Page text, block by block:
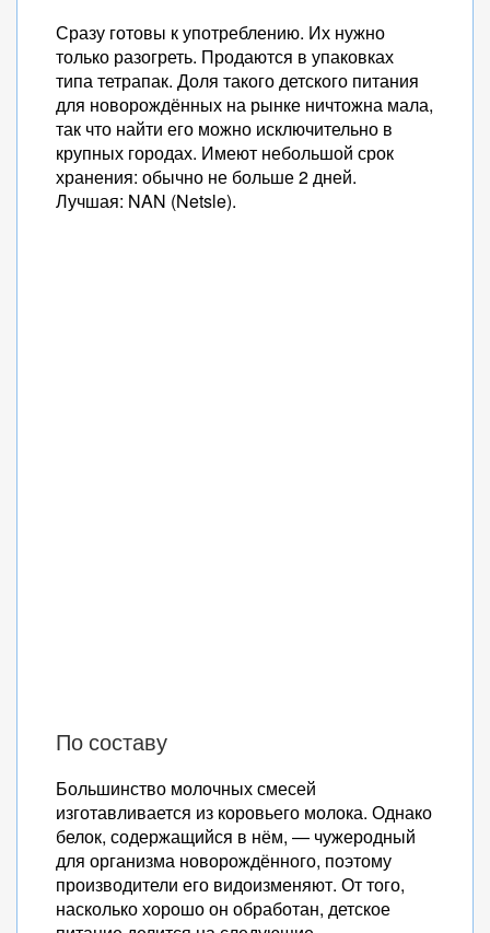
Сразу готовы к употреблению. Их нужно
только разогреть. Продаются в упаковках
типа тетрапак. Доля такого детского питания
для новорождённых на рынке ничтожна мала,
так что найти его можно исключительно в
крупных городах. Имеют небольшой срок
хранения: обычно не больше 2 дней.
Лучшая: NAN (Netsle).
По составу
Большинство молочных смесей
изготавливается из коровьего молока. Однако
белок, содержащийся в нём, — чужеродный
для организма новорождённого, поэтому
производители его видоизменяют. От того,
насколько хорошо он обработан, детское